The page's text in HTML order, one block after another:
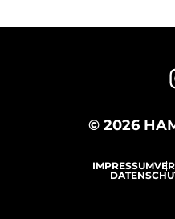
© 2026
IMPRESSUM